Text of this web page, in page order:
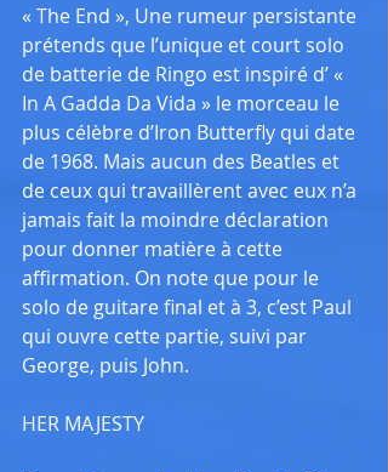
« The End », Une rumeur persistante
prétends que l’unique et court solo
de batterie de Ringo est inspiré d’ «
In A Gadda Da Vida » le morceau le
plus célèbre d’Iron Butterfly qui date
de 1968. Mais aucun des Beatles et
de ceux qui travaillèrent avec eux n’a
jamais fait la moindre déclaration
pour donner matière à cette
affirmation. On note que pour le
solo de guitare final et à 3, c’est Paul
qui ouvre cette partie, suivi par
George, puis John.
HER MAJESTY